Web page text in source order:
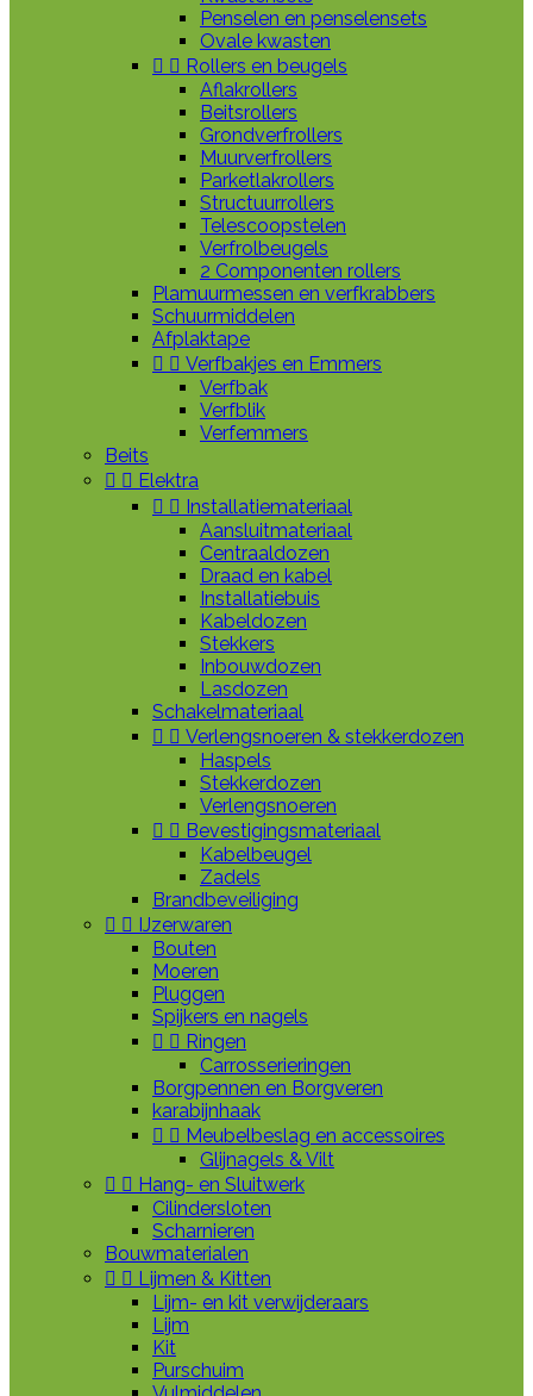
Penselen en penselensets
Ovale kwasten
  Rollers en beugels
Aflakrollers
Beitsrollers
Grondverfrollers
Muurverfrollers
Parketlakrollers
Structuurrollers
Telescoopstelen
Verfrolbeugels
2 Componenten rollers
Plamuurmessen en verfkrabbers
Schuurmiddelen
Afplaktape
  Verfbakjes en Emmers
Verfbak
Verfblik
Verfemmers
Beits
  Elektra
  Installatiemateriaal
Aansluitmateriaal
Centraaldozen
Draad en kabel
Installatiebuis
Kabeldozen
Stekkers
Inbouwdozen
Lasdozen
Schakelmateriaal
  Verlengsnoeren & stekkerdozen
Haspels
Stekkerdozen
Verlengsnoeren
  Bevestigingsmateriaal
Kabelbeugel
Zadels
Brandbeveiliging
  IJzerwaren
Bouten
Moeren
Pluggen
Spijkers en nagels
  Ringen
Carrosserieringen
Borgpennen en Borgveren
karabijnhaak
  Meubelbeslag en accessoires
Glijnagels & Vilt
  Hang- en Sluitwerk
Cilindersloten
Scharnieren
Bouwmaterialen
  Lijmen & Kitten
Lijm- en kit verwijderaars
Lijm
Kit
Purschuim